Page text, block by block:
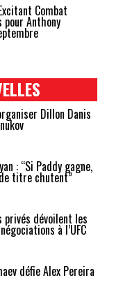
Combat
pour Anthony
Dillon Danis
: “Si Paddy gagne,
titre chutent”
privés dévoilent les
à l’UFC
défie Alex Pereira